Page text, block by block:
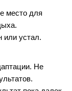
место для
или устал.
Не